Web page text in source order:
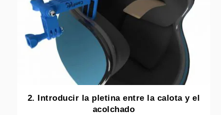
2. Introducir la pletina entre la calota y el
acolchado